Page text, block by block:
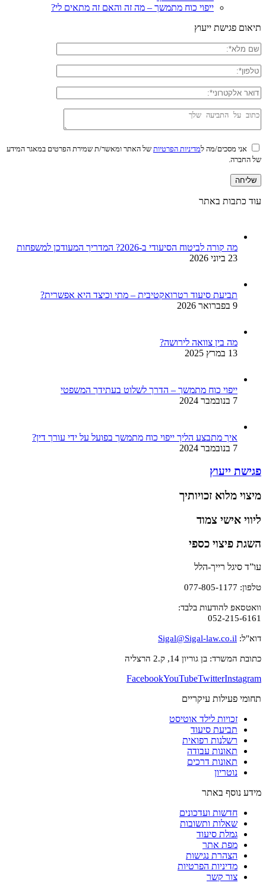
ייפוי כוח מתמשך – מה זה והאם זה מתאים לי?
תיאום פגישת ייעוץ
אני מסכים/מה למדיניות הפרטיות של האתר ומאשר/ת שמירת הפרטים במאגר המידע
של החברה.
עוד כתבות באתר
מה קורה לביטוח הסיעודי ב-2026? המדריך המעודכן למשפחות
23 ביוני 2026
תביעת סיעוד רטרואקטיבית – מתי וכיצד היא אפשרית?
9 בפברואר 2026
מה בין צוואה לירושה?
13 במרץ 2025
ייפוי כוח מתמשך – הדרך לשלוט בעתידך המשפטי
7 בנובמבר 2024
איך מתבצע הליך ייפוי כוח מתמשך בפועל על ידי עורך דין?
7 בנובמבר 2024
פגישת ייעוץ
מיצוי מלוא זכויותיך
ליווי אישי צמוד
השגת פיצוי כספי
עו”ד סיגל רייך-הלל
טלפון: 077-805-1177
וואטסאפ להודעות בלבד:
052-215-6161
דוא"ל: Sigal@Sigal-law.co.il
כתובת המשרד: בן גוריון 14, ק.2 הרצליה
FacebookYouTubeTwitterInstagram
תחומי פעילות עיקריים
זכויות לילד אוטיסט
תביעת סיעוד
רשלנות רפואית
תאונות עבודה
תאונות דרכים
נוטריון
מידע נוסף באתר
חדשות ועדכונים
שאלות ותשובות
גמלת סיעוד
מפת אתר
הצהרת נגישות
מדיניות הפרטיות
צור קשר